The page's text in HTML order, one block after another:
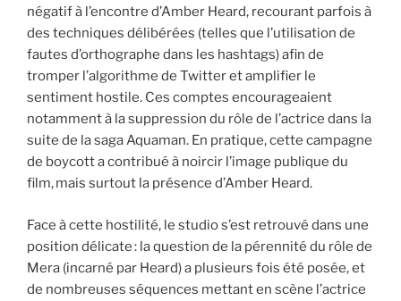
négatif à l’encontre d’Amber Heard, recourant parfois à
des techniques délibérées (telles que l’utilisation de
fautes d’orthographe dans les hashtags) afin de
tromper l’algorithme de Twitter et amplifier le
sentiment hostile. Ces comptes encourageaient
notamment à la suppression du rôle de l’actrice dans la
suite de la saga Aquaman. En pratique, cette campagne
de boycott a contribué à noircir l’image publique du
film, mais surtout la présence d’Amber Heard.
Face à cette hostilité, le studio s’est retrouvé dans une
position délicate : la question de la pérennité du rôle de
Mera (incarné par Heard) a plusieurs fois été posée, et
de nombreuses séquences mettant en scène l’actrice